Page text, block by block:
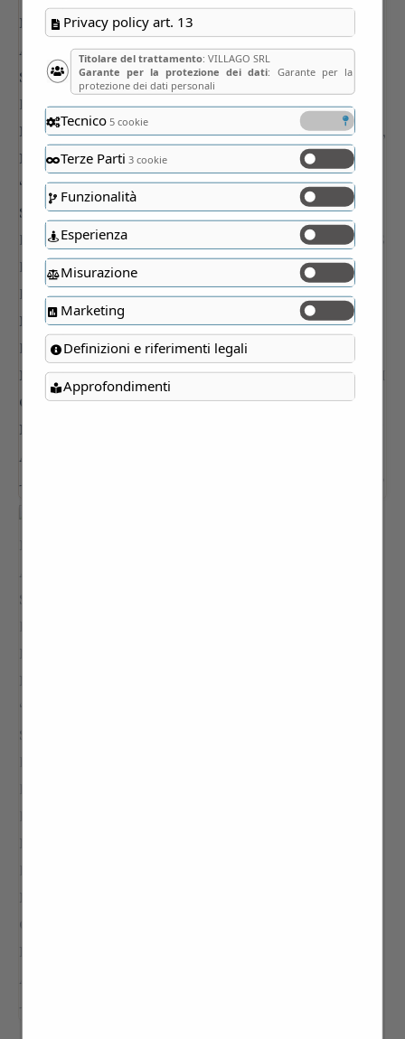
Privacy policy art. 13
Titolare del trattamento: VILLAGO SRL
Garante per la protezione dei dati: Garante per la
protezione dei dati personali
Tecnico5 cookie
Terze Parti 3 cookie
Funzionalità
Esperienza
Misurazione
Marketing
Definizioni e riferimenti legali
Approfondimenti